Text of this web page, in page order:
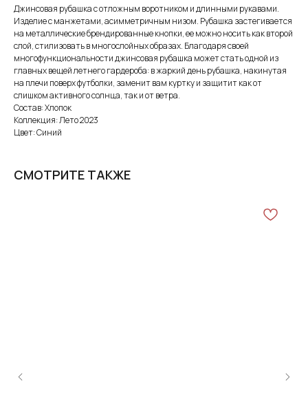
Джинсовая рубашка с отложным воротником и длинными рукавами.
Изделие с манжетами, асимметричным низом. Рубашка застегивается
на металлические брендированные кнопки, ее можно носить как второй
слой, стилизовать в многослойных образах. Благодаря своей
многофункциональности джинсовая рубашка может стать одной из
главных вещей летнего гардероба: в жаркий день рубашка, накинутая
на плечи поверх футболки, заменит вам куртку и защитит как от
слишком активного солнца, так и от ветра.
Состав: Хлопок
Коллекция: Лето 2023
Цвет: Синий
СМОТРИТЕ ТАКЖЕ